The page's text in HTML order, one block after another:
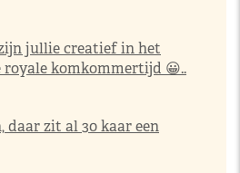
jullie creatief in het
royale komkommertijd 😀..
daar zit al 30 kaar een